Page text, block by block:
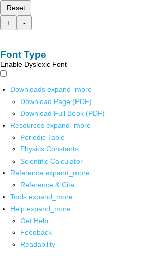
Reset
+
-
Font Type
Enable Dyslexic Font
Downloads expand_more
Download Page (PDF)
Download Full Book (PDF)
Resources expand_more
Periodic Table
Physics Constants
Scientific Calculator
Reference expand_more
Reference & Cite
Tools expand_more
Help expand_more
Get Help
Feedback
Readability